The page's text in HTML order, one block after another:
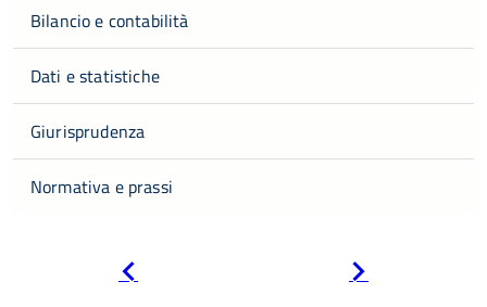
Bilancio e contabilità
Dati e statistiche
Giurisprudenza
Normativa e prassi